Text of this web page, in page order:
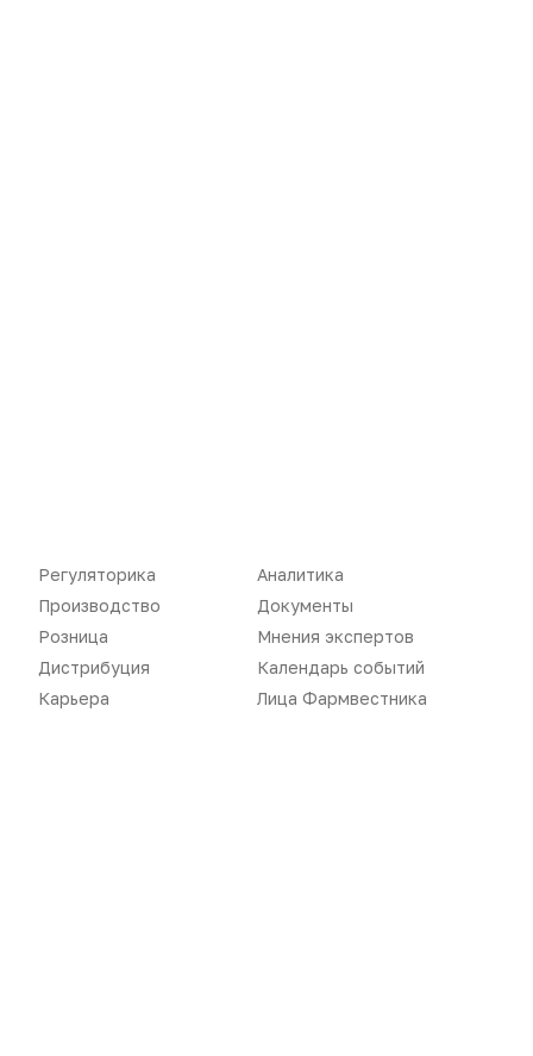
Дистрибуция
Карьера
Аналитика
Газета
Оформить подписку
Архив номеров
Регуляторика
Производство
Розница
Дистрибуция
Карьера
Аналитика
Документы
Мнения экспертов
Календарь событий
Лица Фармвестника